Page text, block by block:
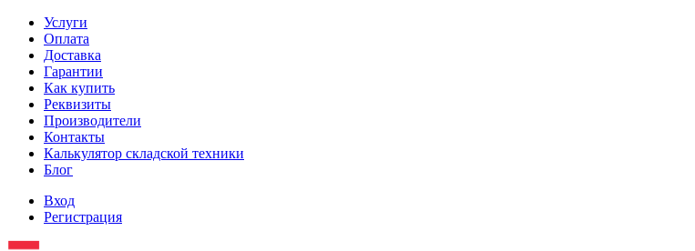
Услуги
Оплата
Доставка
Гарантии
Как купить
Реквизиты
Производители
Контакты
Калькулятор складской техники
Блог
Вход
Регистрация